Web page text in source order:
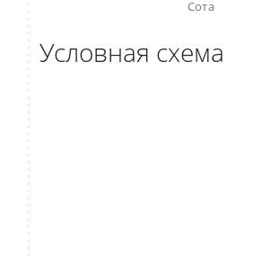
Сота
Условная схема